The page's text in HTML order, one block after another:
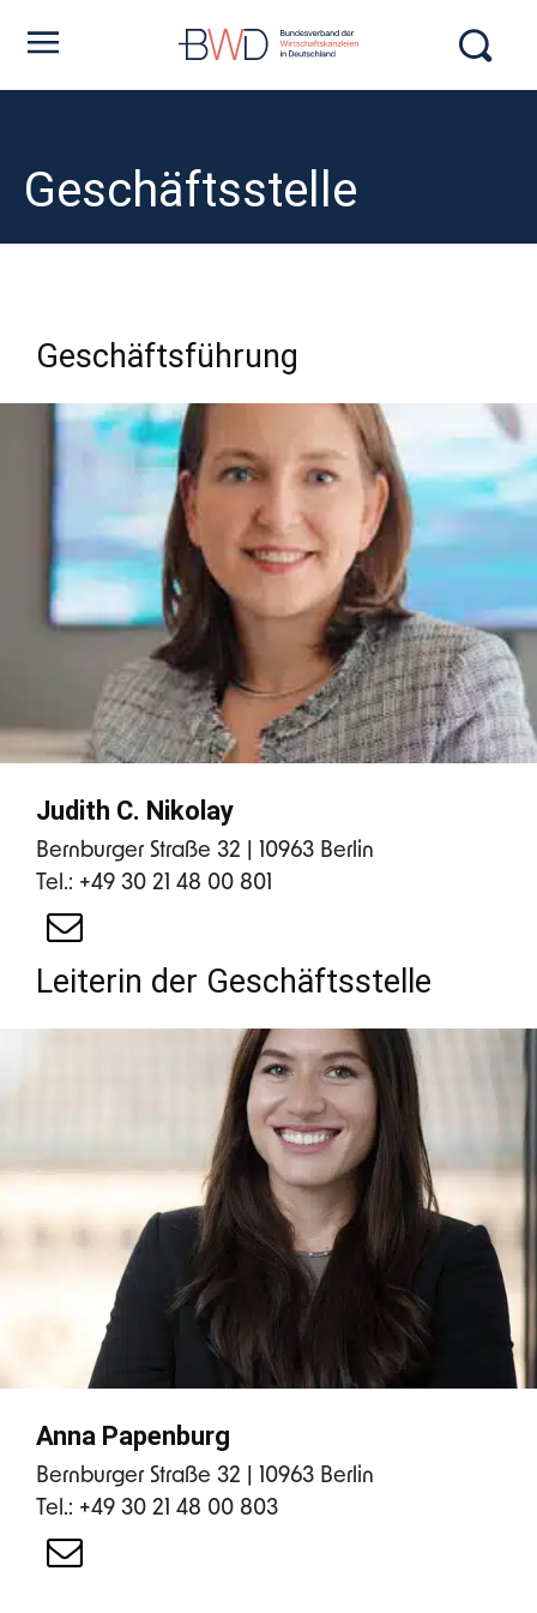
Geschäftsstelle
Geschäftsführung
Judith C. Nikolay
Bernburger Straße 32 | 10963 Berlin
Tel.: +49 30 21 48 00 801
Leiterin der Geschäftsstelle
Anna Papenburg
Bernburger Straße 32 | 10963 Berlin
Tel.: +49 30 21 48 00 803